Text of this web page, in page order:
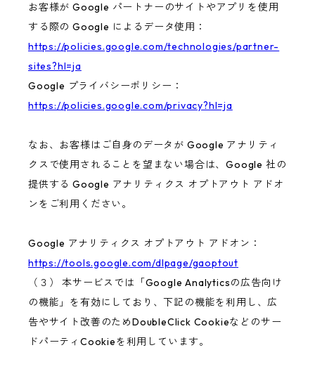
お客様が Google パートナーのサイトやアプリを使用
する際の Google によるデータ使用：
https://policies.google.com/technologies/partner-
sites?hl=ja
Google プライバシーポリシー：
https://policies.google.com/privacy?hl=ja
なお、お客様はご自身のデータが Google アナリティ
クスで使用されることを望まない場合は、Google 社の
提供する Google アナリティクス オプトアウト アドオ
ンをご利用ください。
Google アナリティクス オプトアウト アドオン：
https://tools.google.com/dlpage/gaoptout
（３） 本サービスでは「Google Analyticsの広告向け
の機能」を有効にしており、下記の機能を利用し、広
告やサイト改善のためDoubleClick Cookieなどのサー
ドパーティCookieを利用しています。